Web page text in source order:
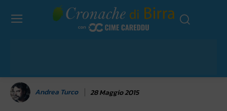
Andrea Turco 28 Maggio 2015